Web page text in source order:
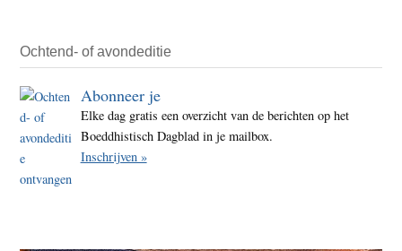
Ochtend- of avondeditie
Abonneer je
Elke dag gratis een overzicht van de berichten op het
Boeddhistisch Dagblad in je mailbox.
Inschrijven »